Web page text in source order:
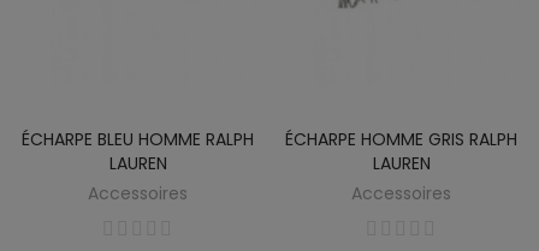
ÉCHARPE BLEU HOMME RALPH
LAUREN
Accessoires
ÉCHARPE HOMME GRIS RALPH
LAUREN
Accessoires